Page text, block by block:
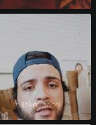
h3hkolmosel